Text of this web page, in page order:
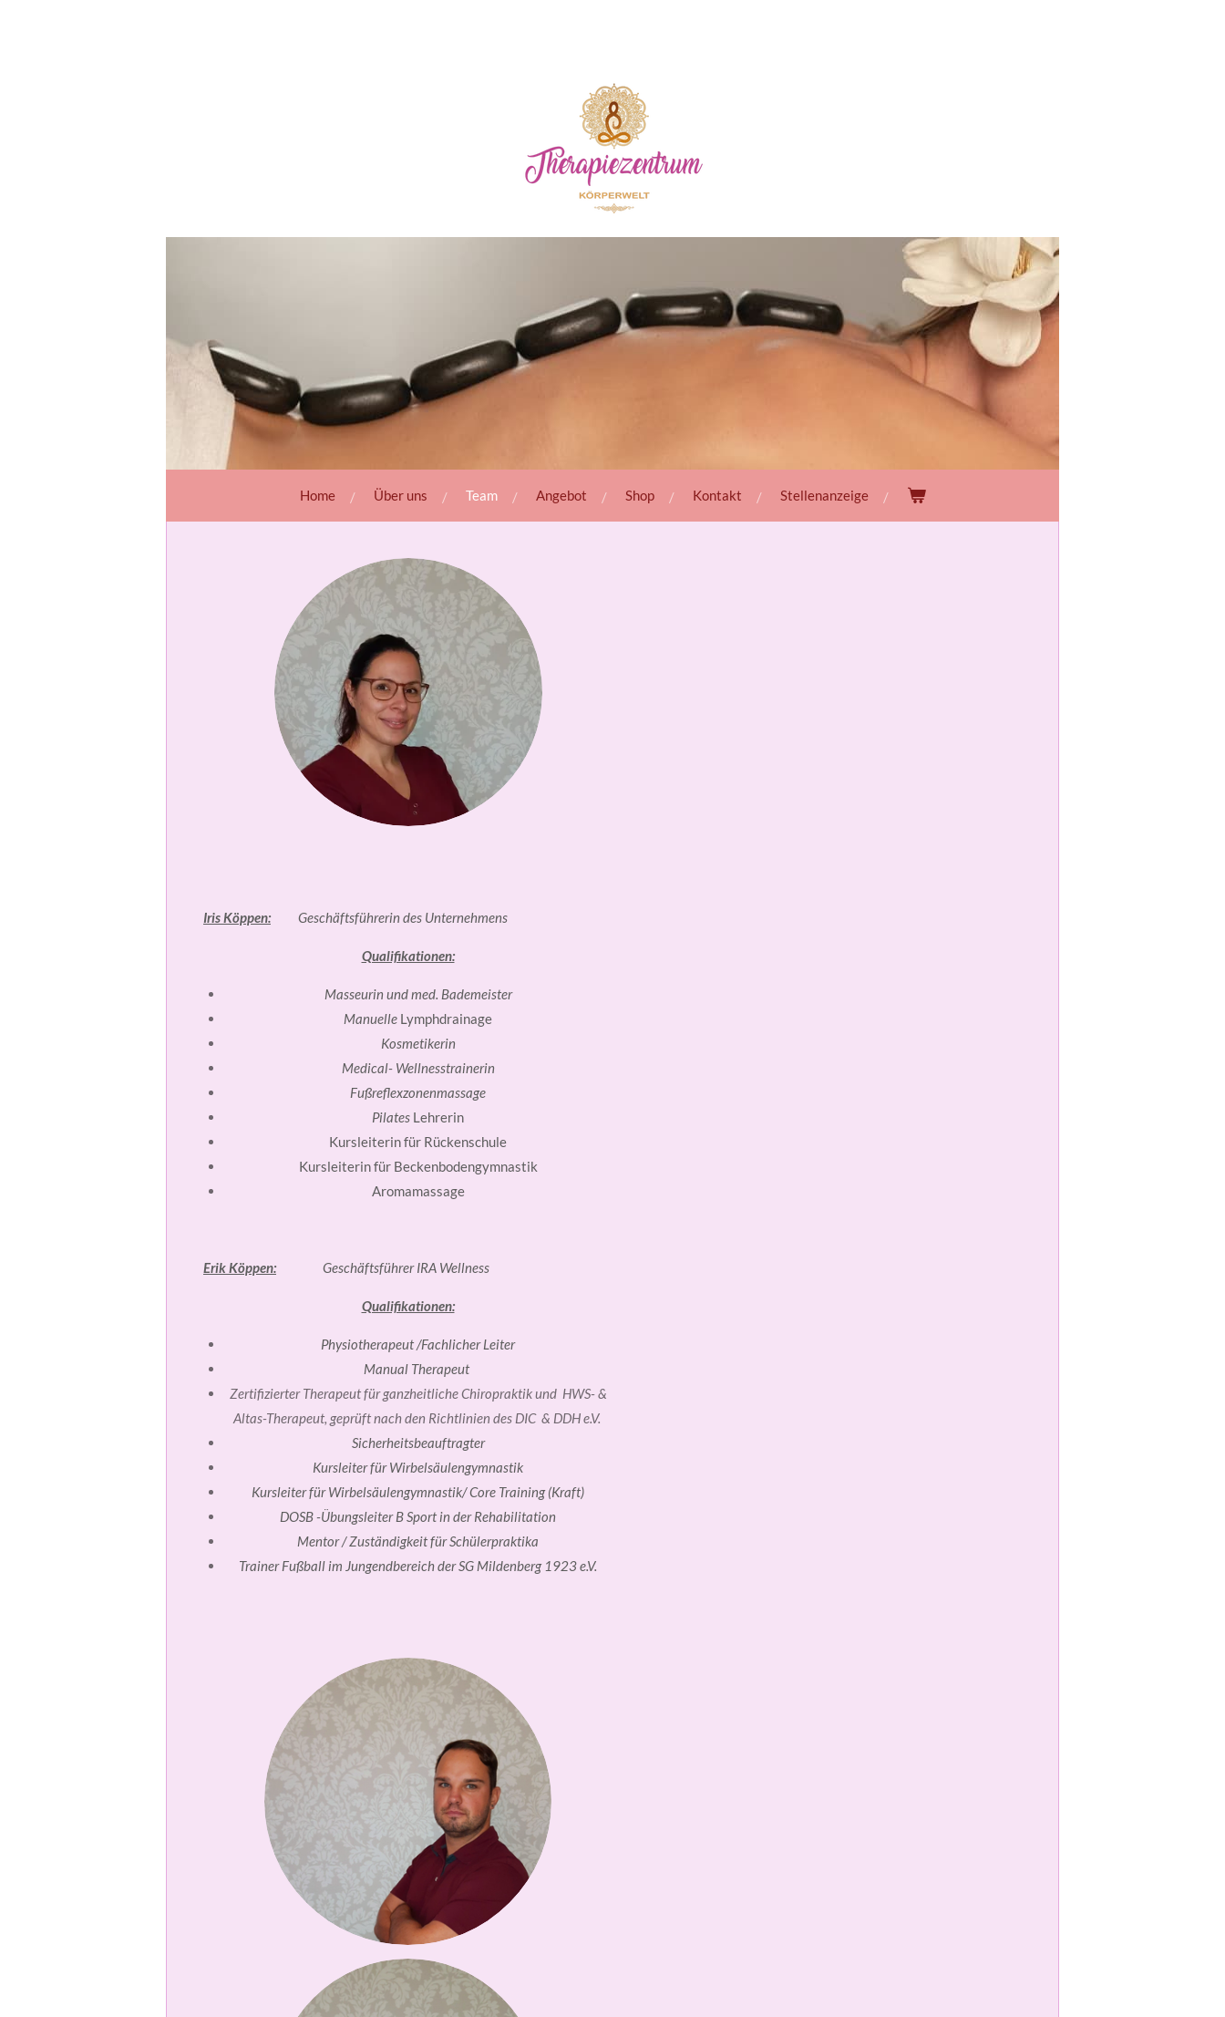
Home Über uns Team Angebot Shop Kontakt Stellenanzeige
Iris Köppen: Geschäftsführerin des Unternehmens
Qualifikationen:
Masseurin und med. Bademeister
Manuelle Lymphdrainage
Kosmetikerin
Medical- Wellnesstrainerin
Fußreflexzonenmassage
Pilates Lehrerin
Kursleiterin für Rückenschule
Kursleiterin für Beckenbodengymnastik
Aromamassage
Erik Köppen: Geschäftsführer IRA Wellness
Qualifikationen:
Physiotherapeut /Fachlicher Leiter
Manual Therapeut
Zertifizierter Therapeut für ganzheitliche Chiropraktik und HWS- &
Altas-Therapeut, geprüft nach den Richtlinien des DIC & DDH e.V.
Sicherheitsbeauftragter
Kursleiter für Wirbelsäulengymnastik
Kursleiter für Wirbelsäulengymnastik/ Core Training (Kraft)
DOSB -Übungsleiter B Sport in der Rehabilitation
Mentor / Zuständigkeit für Schülerpraktika
Trainer Fußball im Jungendbereich der SG Mildenberg 1923 e.V.